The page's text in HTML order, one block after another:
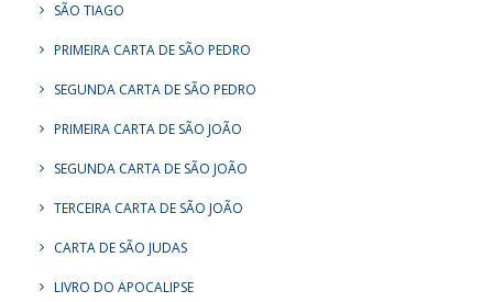
SÃO TIAGO
PRIMEIRA CARTA DE SÃO PEDRO
SEGUNDA CARTA DE SÃO PEDRO
PRIMEIRA CARTA DE SÃO JOÃO
SEGUNDA CARTA DE SÃO JOÃO
TERCEIRA CARTA DE SÃO JOÃO
CARTA DE SÃO JUDAS
LIVRO DO APOCALIPSE